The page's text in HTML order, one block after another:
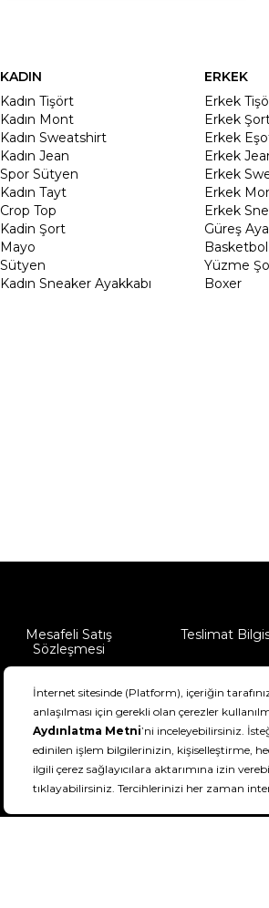
KADIN
Kadın Tişört
Kadın Mont
Kadın Sweatshirt
Kadın Jean
Spor Sütyen
Kadın Tayt
Crop Top
Kadin Şort
Mayo
Sütyen
Kadın Sneaker Ayakkabı
ERKEK
Erkek
Erkek
Erkek
Erkek
Erkek
Erkek
Erkek
Güreş
Basketbol
Yüzme
Boxer
Mesafeli Satış
Sözleşmesi
Teslimat
DeFactoFIT ©️